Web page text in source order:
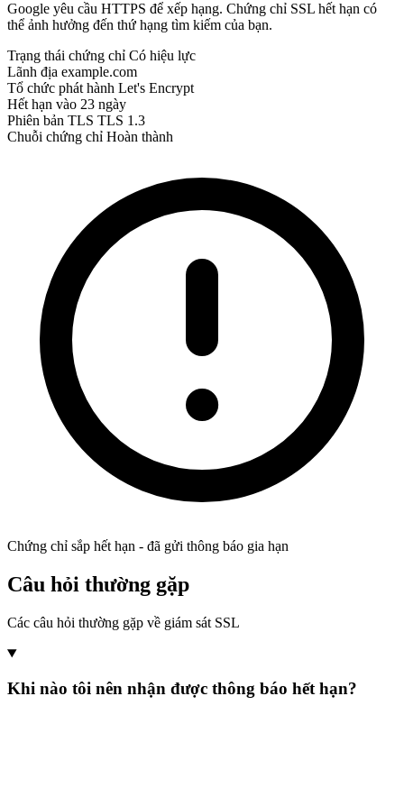
Google yêu cầu HTTPS để xếp hạng. Chứng chỉ SSL hết hạn có
thể ảnh hưởng đến thứ hạng tìm kiếm của bạn.
Trạng thái chứng chỉ Có hiệu lực
Lãnh địa example.com
Tổ chức phát hành Let's Encrypt
Hết hạn vào 23 ngày
Phiên bản TLS TLS 1.3
Chuỗi chứng chỉ Hoàn thành
Chứng chỉ sắp hết hạn - đã gửi thông báo gia hạn
Câu hỏi thường gặp
Các câu hỏi thường gặp về giám sát SSL
Khi nào tôi nên nhận được thông báo hết hạn?